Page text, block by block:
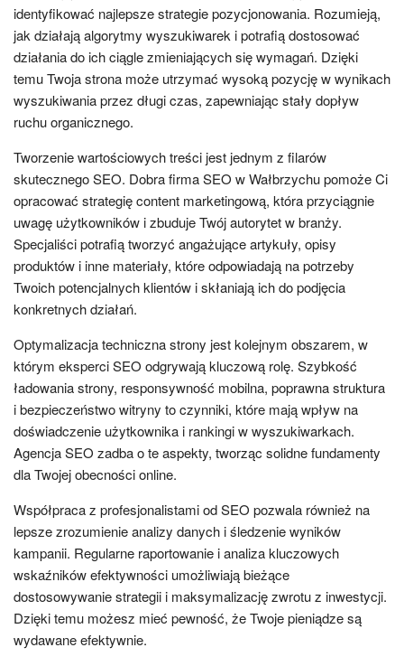
identyfikować najlepsze strategie pozycjonowania. Rozumieją,
jak działają algorytmy wyszukiwarek i potrafią dostosować
działania do ich ciągle zmieniających się wymagań. Dzięki
temu Twoja strona może utrzymać wysoką pozycję w wynikach
wyszukiwania przez długi czas, zapewniając stały dopływ
ruchu organicznego.
Tworzenie wartościowych treści jest jednym z filarów
skutecznego SEO. Dobra firma SEO w Wałbrzychu pomoże Ci
opracować strategię content marketingową, która przyciągnie
uwagę użytkowników i zbuduje Twój autorytet w branży.
Specjaliści potrafią tworzyć angażujące artykuły, opisy
produktów i inne materiały, które odpowiadają na potrzeby
Twoich potencjalnych klientów i skłaniają ich do podjęcia
konkretnych działań.
Optymalizacja techniczna strony jest kolejnym obszarem, w
którym eksperci SEO odgrywają kluczową rolę. Szybkość
ładowania strony, responsywność mobilna, poprawna struktura
i bezpieczeństwo witryny to czynniki, które mają wpływ na
doświadczenie użytkownika i rankingi w wyszukiwarkach.
Agencja SEO zadba o te aspekty, tworząc solidne fundamenty
dla Twojej obecności online.
Współpraca z profesjonalistami od SEO pozwala również na
lepsze zrozumienie analizy danych i śledzenie wyników
kampanii. Regularne raportowanie i analiza kluczowych
wskaźników efektywności umożliwiają bieżące
dostosowywanie strategii i maksymalizację zwrotu z inwestycji.
Dzięki temu możesz mieć pewność, że Twoje pieniądze są
wydawane efektywnie.